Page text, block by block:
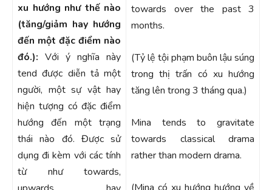
xu hướng như thế nào
(tăng/giảm hay hướng
đến một đặc điểm nào
đó.): Với ý nghĩa này
tend được diễn tả một
người, một sự vật hay
hiện tượng có đặc điểm
hướng đến một trạng
thái nào đó. Được sử
dụng đi kèm với các tính
từ như towards,
towards over the past 3
months.
(Tỷ lệ tội phạm buôn lậu súng
trong thị trấn có xu hướng
tăng lên trong 3 tháng qua.)
Mina tends to gravitate
towards classical drama
rather than modern drama.